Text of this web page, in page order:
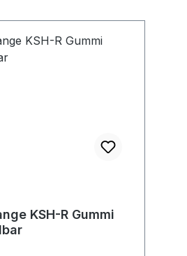
KSH-R Gummi